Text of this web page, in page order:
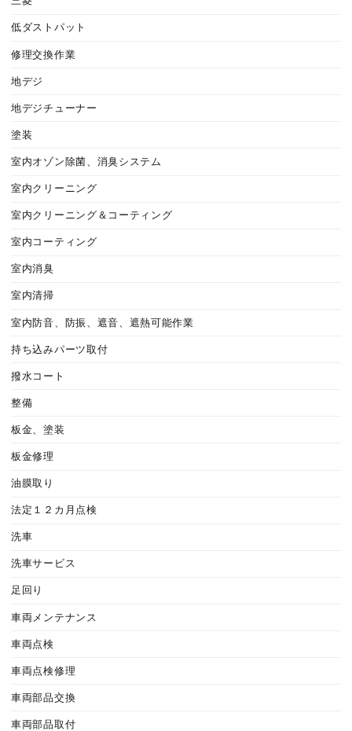
低ダストパット
修理交換作業
地デジ
地デジチューナー
塗装
室内オゾン除菌、消臭システム
室内クリーニング
室内クリーニング＆コーティング
室内コーティング
室内消臭
室内清掃
室内防音、防振、遮音、遮熱可能作業
持ち込みパーツ取付
撥水コート
整備
板金、塗装
板金修理
油膜取り
法定１２カ月点検
洗車
洗車サービス
足回り
車両メンテナンス
車両点検
車両点検修理
車両部品交換
車両部品取付